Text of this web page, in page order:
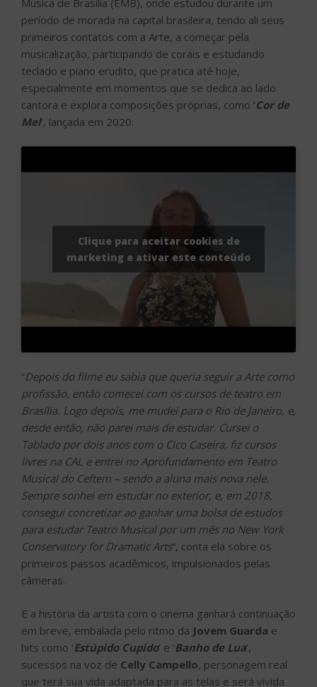
Música de Brasília (EMB), onde estudou durante um
período de morada na capital brasileira, tendo ali seus
primeiros contatos com a Arte, a começar pela
musicalização, participando de corais e estudando
teclado e piano erudito, que pratica até hoje,
especialmente em momentos que se dedica ao lado
cantora e explora composições próprias, como ‘Cor de
Mel‘, lançada em 2020.
Clique para aceitar cookies de
marketing e ativar este conteúdo
“Depois do filme eu sabia que queria seguir a Arte como
profissão, então comecei com os cursos de teatro em
Brasília. Logo depois, me mudei para o Rio de Janeiro, e,
desde então, não parei mais de estudar. Cursei o
Tablado por dois anos com o Cico Caseira, fiz cursos
livres na CAL e entrei no Aprofundamento em Teatro
Musical do Ceftem – sendo a aluna mais nova nele.
Sempre sonhei em estudar no exterior, e, em 2018,
consegui concretizar ao ganhar uma bolsa de estudos
para estudar Teatro Musical por um mês no New York
Conservatory for Dramatic Arts“, conta ela sobre os
primeiros passos acadêmicos, impulsionados pelas
câmeras.
E a história da artista com o cinema ganhará continuação
em breve, embalada pelo ritmo da Jovem Guarda e
hits como ‘Estúpido Cupido‘ e ‘Banho de Lua‘,
sucessos na voz de Celly Campello, personagem real
que terá sua vida adaptada para as telas e será vivida